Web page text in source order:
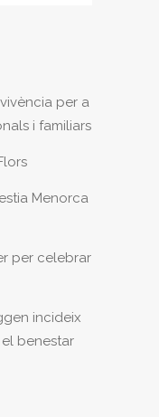
per a
i familiars
Menorca
per celebrar
incideix
benestar